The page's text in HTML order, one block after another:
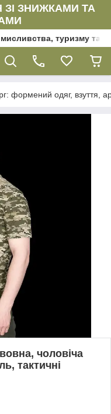
ЗІ ЗНИЖКАМИ ТА
туризму та
формений одяг, взуття,
чоловіча
тактичні